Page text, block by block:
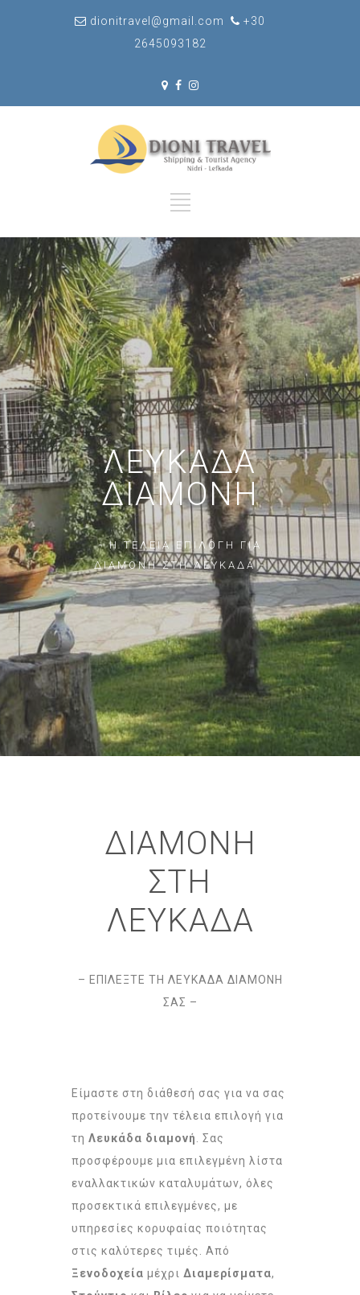
dionitravel@gmail.com
+30
2645093182
ΛΕΥΚΆΔΑ
ΔΙΑΜΟΝΉ
- Η ΤΕΛΕΙΑ ΕΠΙΛΟΓΗ ΓΙΑ
ΔΙΑΜΟΝΗ ΣΤΗ ΛΕΥΚΑΔΑ -
ΔΙΑΜΟΝΗ
ΣΤΗ
ΛΕΥΚΑΔΑ
– ΕΠΙΛΕΞΤΕ ΤΗ ΛΕΥΚΑΔΑ ΔΙΑΜΟΝΗ
ΣΑΣ –
Είμαστε στη διάθεσή σας για να σας
προτείνουμε την τέλεια επιλογή για
τη Λευκάδα διαμονή
. Σας
προσφέρουμε μια επιλεγμένη λίστα
εναλλακτικών καταλυμάτων, όλες
προσεκτικά επιλεγμένες, με
υπηρεσίες κορυφαίας ποιότητας
στις καλύτερες τιμές. Από
Ξενοδοχεία μέχρι Διαμερίσματα,